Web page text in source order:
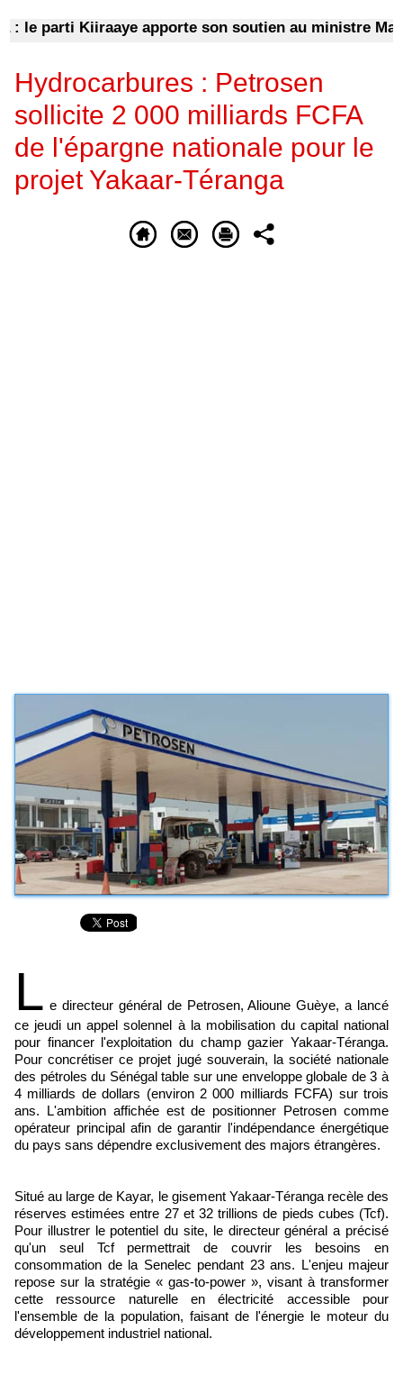
parti Kiiraaye apporte son soutien au ministre
Hydrocarbures : Petrosen
sollicite 2 000 milliards FCFA
de l'épargne nationale pour le
projet Yakaar-Téranga
L e directeur général de Petrosen, Alioune Guèye, a lancé
ce jeudi un appel solennel à la mobilisation du capital national
pour financer l'exploitation du champ gazier Yakaar-Téranga.
Pour concrétiser ce projet jugé souverain, la société nationale
des pétroles du Sénégal table sur une enveloppe globale de 3 à
4 milliards de dollars (environ 2 000 milliards FCFA) sur trois
ans. L'ambition affichée est de positionner Petrosen comme
opérateur principal afin de garantir l'indépendance énergétique
du pays sans dépendre exclusivement des majors étrangères.
Situé au large de Kayar, le gisement Yakaar-Téranga recèle des
réserves estimées entre 27 et 32 trillions de pieds cubes (Tcf).
Pour illustrer le potentiel du site, le directeur général a précisé
qu'un seul Tcf permettrait de couvrir les besoins en
consommation de la Senelec pendant 23 ans. L'enjeu majeur
repose sur la stratégie « gas-to-power », visant à transformer
cette ressource naturelle en électricité accessible pour
l'ensemble de la population, faisant de l'énergie le moteur du
développement industriel national.